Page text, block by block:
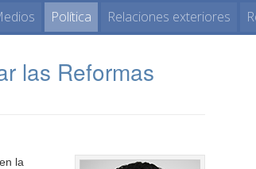
Política Relaciones exteriores
las Reformas
la